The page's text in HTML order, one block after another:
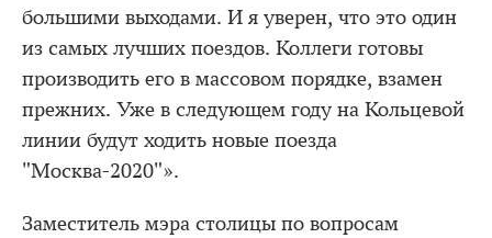
большими выходами. И я уверен, что это один
из самых лучших поездов. Коллеги готовы
производить его в массовом порядке, взамен
прежних. Уже в следующем году на Кольцевой
линии будут ходить новые поезда
"Москва-2020"».
Заместитель мэра столицы по вопросам